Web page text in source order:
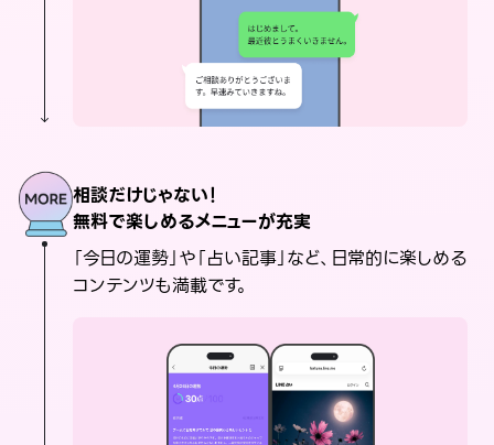
相談だけじゃない！
無料で楽しめるメニューが充実
「今日の運勢」や「占い記事」など、日常的に楽しめる
コンテンツも満載です。